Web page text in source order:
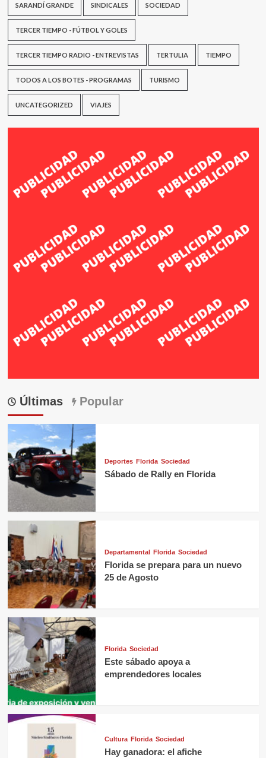
SARANDÍ GRANDE SINDICALES SOCIEDAD
TERCER TIEMPO - FÚTBOL Y GOLES
TERCER TIEMPO RADIO - ENTREVISTAS TERTULIA TIEMPO
TODOS A LOS BOTES - PROGRAMAS TURISMO
UNCATEGORIZED VIAJES
Últimas Popular
Deportes Florida Sociedad
Sábado de Rally en Florida
Departamental Florida Sociedad
Florida se prepara para un nuevo
25 de Agosto
Florida Sociedad
Este sábado apoya a
emprendedores locales
Cultura Florida Sociedad
Hay ganadora: el afiche